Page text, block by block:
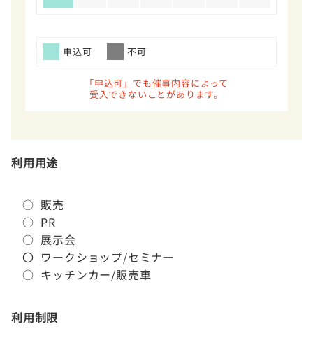
申込可 不可
「申込可」でも催事内容によって
受入できないことがあります。
利用用途
○ 販売
○ PR
○ 展示会
〇 ワークショップ/セミナー
○ キッチンカー/販売車
利用制限